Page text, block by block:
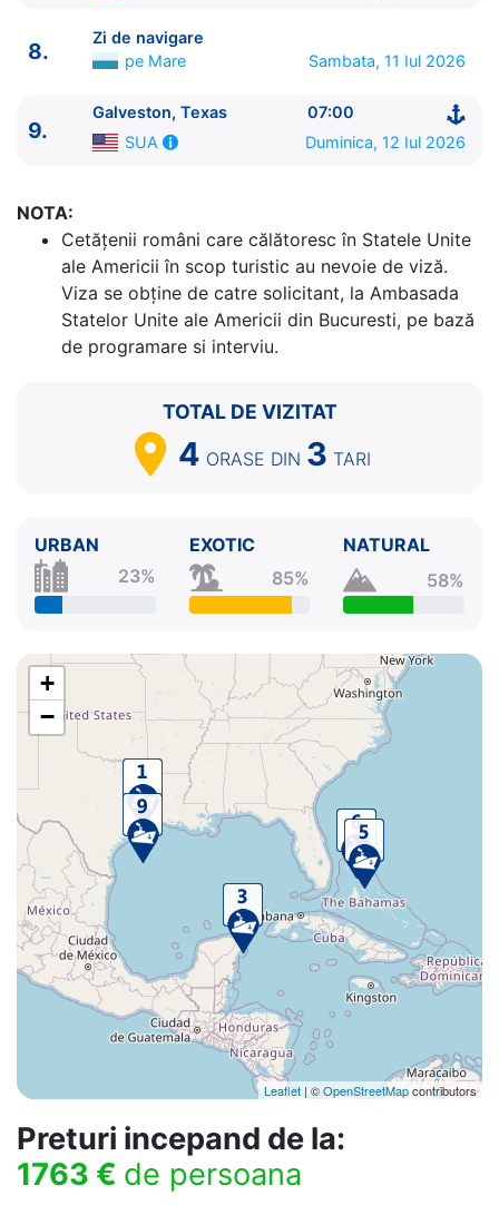
6.
Cococay Bahamas
7.
Zi de navigare pe Mare
0:00 - 0:00
9.
Galveston, Texas SUA 07:00 - ⚓
8.
Zi de navigare
pe Mare
Sambata, 11 Iul 2026
9.
Galveston, Texas
07:00
SUA
Duminica, 12 Iul 2026
NOTA:
Cetăţenii români care călătoresc în Statele Unite
ale Americii în scop turistic au nevoie de viză.
Viza se obține de catre solicitant, la Ambasada
Statelor Unite ale Americii din Bucuresti, pe bază
de programare si interviu.
TOTAL DE VIZITAT
4 ORASE DIN 3 TARI
URBAN
23%
EXOTIC
85%
NATURAL
58%
+
−
Leaflet | ©OpenStreetMapcontributors
Preturi incepand de la:
1763 € de persoana